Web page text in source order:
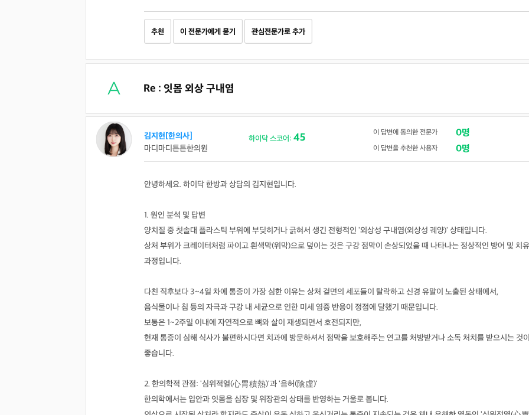
추천 이 전문가에게 묻기 관심전문가로 추가
Re : 잇몸 외상 구내염
김지현[한의사]
마디마디튼튼한의원
하이닥 스코어: 45 이 답변에 동의한 전문가 0명
이 답변을 추천한 사용자 0명
안녕하세요. 하이닥 한방과 상담의 김지현입니다.
1. 원인 분석 및 답변
양치질 중 칫솔대 플라스틱 부위에 부딪히거나 긁혀서 생긴 전형적인 '외상성 구내염(외상성 궤양)' 상태입니다.
상처 부위가 크레이터처럼 파이고 흰색막(위막)으로 덮이는 것은 구강 점막이 손상되었을 때 나타나는 정상적인 방어 및 치유
과정입니다.
다친 직후보다 3~4일 차에 통증이 가장 심한 이유는 상처 겉면의 세포들이 탈락하고 신경 유말이 노출된 상태에서,
음식물이나 침 등의 자극과 구강 내 세균으로 인한 미세 염증 반응이 정점에 달했기 때문입니다.
보통은 1~2주일 이내에 자연적으로 뼈와 살이 재생되면서 호전되지만,
현재 통증이 심해 식사가 불편하시다면 치과에 방문하셔서 점막을 보호해주는 연고를 처방받거나 소독 처치를 받으시는 것
좋습니다.
2. 한의학적 관점: '심위적열(心胃積熱)'과 '음허(陰虛)'
한의학에서는 입안과 잇몸을 심장 및 위장관의 상태를 반영하는 거울로 봅니다.